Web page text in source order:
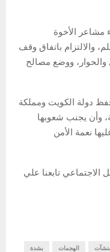
مشاعر الأخوة
والالتزام باتفاق وقف
والحوار، ووضع مصالح
دولة الكويت ومملكة
وأن يجنب شعوبها
نعمة الأمن
الاجتماعي تابعنا علي
الهجمات بشدة